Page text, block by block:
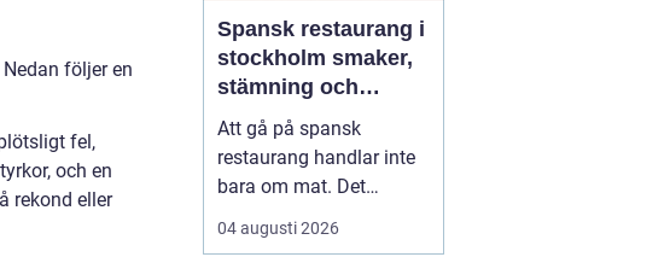
följer en
fel,
och en
rekond eller
Spansk restaurang i
stockholm smaker,
stämning och
smarta val
Att gå på spansk
restaurang handlar inte
bara om mat. Det
handlar om värme, tid
tillsammans och en
04 augusti 2026